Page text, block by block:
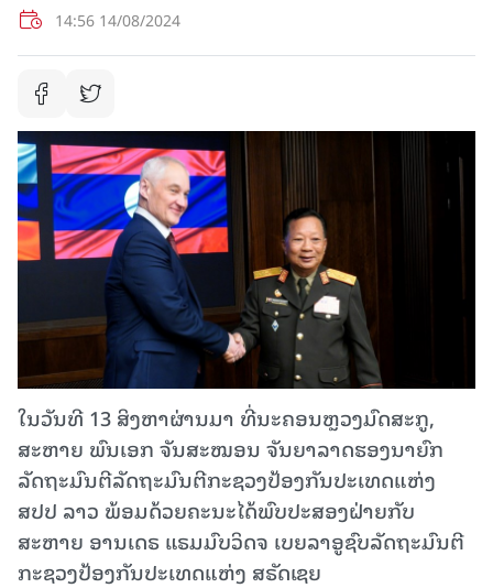
14:56 14/08/2024
ໃນວັນທີ 13 ສິງຫາຜ່ານມາ ທີ່ນະຄອນຫຼວງມົດສະກູ,
ສະຫາຍ ພົນເອກ ຈັນສະໝອນ ຈັນຍາລາດຮອງນາຍົກ
ລັດຖະມົນຕີລັດຖະມົນຕີກະຊວງປ້ອງກັນປະເທດແຫ່ງ
ສປປ ລາວ ພ້ອມດ້ວຍຄະນະໄດ້ພົບປະສອງຝ່າຍກັບ
ສະຫາຍ ອານເດຣ ແຣມມົບວິດຈ ເບຍລາອູຊົບລັດຖະມົນຕີ
ກະຊວງປ້ອງກັນປະເທດແຫ່ງ ສຣັດເຊຍ